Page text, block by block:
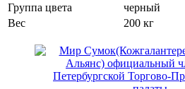
Группа цвета
черный
Вес
200 кг